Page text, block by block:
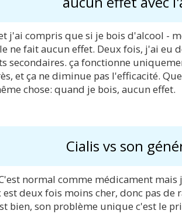
j'ai compris que si je bois d'alcool -
ne fait aucun effet. Deux fois, j'ai eu
secondaires. ça fonctionne
et ça ne diminue pas l'efficacité.
chose: quand je bois, aucun effet.
Cialis vs son
normal comme médicament
deux fois moins cher, donc pas de
bien, son problème unique c'est le